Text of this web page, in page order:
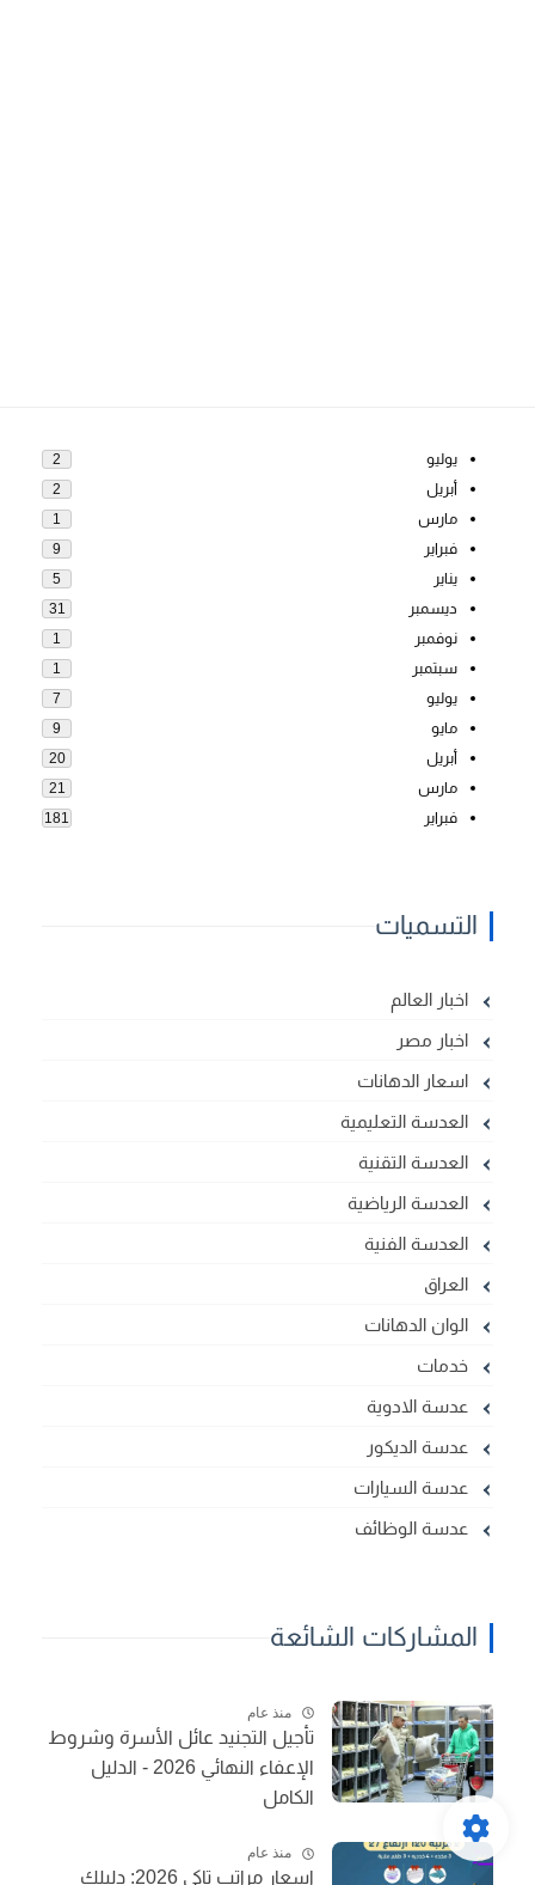
يوليو 2
أبريل 2
مارس 1
فبراير 9
يناير 5
ديسمبر 31
نوفمبر 1
سبتمبر 1
يوليو 7
مايو 9
أبريل 20
مارس 21
فبراير 181
التسميات
اخبار العالم
اخبار مصر
اسعار الدهانات
العدسة التعليمية
العدسة التقنية
العدسة الرياضية
العدسة الفنية
العراق
الوان الدهانات
خدمات
عدسة الادوية
عدسة الديكور
عدسة السيارات
عدسة الوظائف
المشاركات الشائعة
منذ عام
تأجيل التجنيد عائل الأسرة وشروط
الإعفاء النهائي 2026 - الدليل
الكامل
منذ عام
اسعار مراتب تاكي 2026: دليلك